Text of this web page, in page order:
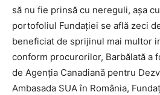
să nu fie prinsă cu nereguli, aşa
portofoliul Fundaţiei se află zeci
beneficiat de sprijinul mai multor
conform procurorilor, Barbălată a
de Agenţia Canadiană pentru
Ambasada SUA în România,